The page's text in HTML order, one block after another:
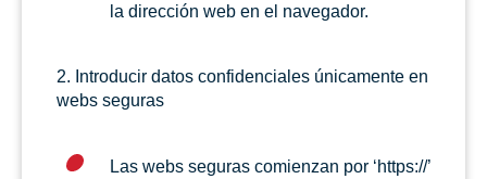
la dirección web en el navegador.
2. Introducir datos confidenciales únicamente en
webs seguras
Las webs seguras comienzan por ‘https://’